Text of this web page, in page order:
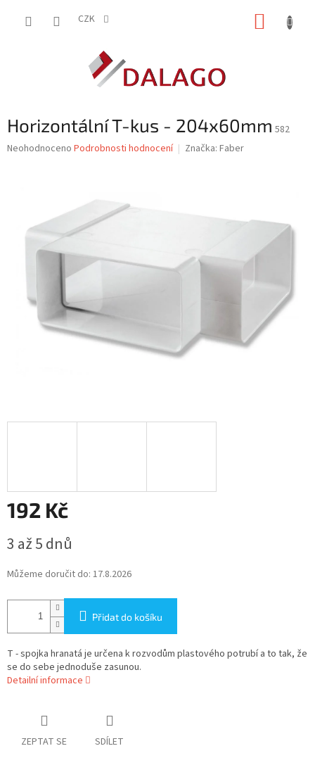
CZK
Horizontální T-kus - 204x60mm 582
Průměrné
hvězdiček.
Neohodnoceno Podrobnosti hodnocení Značka: Faber
192 Kč
cena:
3 až 5 dnů
Můžeme doručit do: 17.8.2026
Přidat do košíku
T - spojka hranatá je určena k rozvodům plastového potrubí a to tak, že
se do sebe jednoduše zasunou.
Detailní informace
ZEPTAT SE SDÍLET